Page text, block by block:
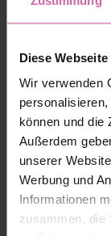
Diese
Wir verwenden
können und die
Außerdem
unserer
Werbung und
Informationen
zusammen, die